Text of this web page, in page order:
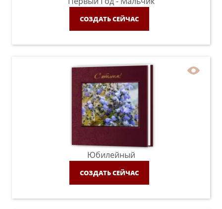
СОЗДАТЬ СЕЙЧАС
Юбилейный
СОЗДАТЬ СЕЙЧАС